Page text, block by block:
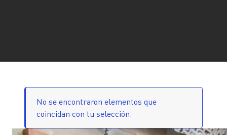
No se encontraron elementos que
coincidan con tu selección.